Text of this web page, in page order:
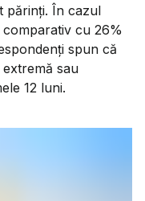
părinți. În cazul
cu 26%
spun că
sau
12 luni.